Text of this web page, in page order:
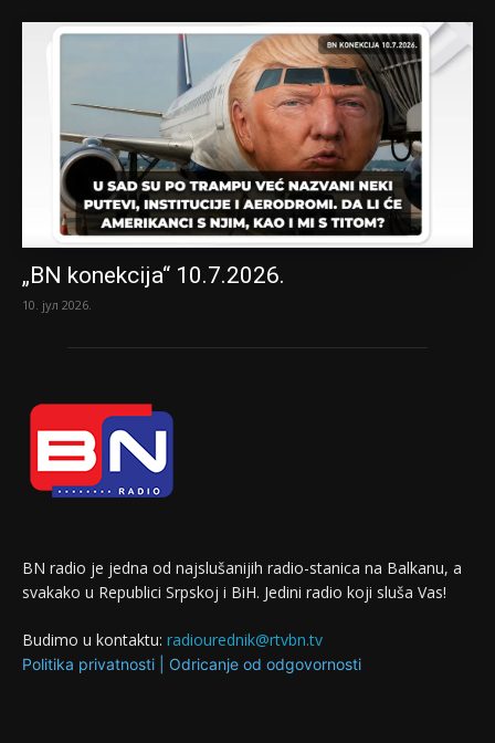
„BN konekcija“ 10.7.2026.
10. јул 2026.
BN radio je jedna od najslušanijih radio-stanica na Balkanu, a
svakako u Republici Srpskoj i BiH. Jedini radio koji sluša Vas!
Budimo u kontaktu: radiourednik@rtvbn.tv
Politika privatnosti Odricanje od odgovornosti